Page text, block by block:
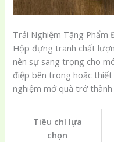
Trải Nghiệm Tặng Phẩm
Hộp đựng tranh chất
nên sự sang trọng cho
điệp bên trong hoặc
nghiệm mở quà trở
Tiêu chí lựa
chọn